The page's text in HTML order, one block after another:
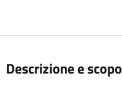
Descrizione e scopo